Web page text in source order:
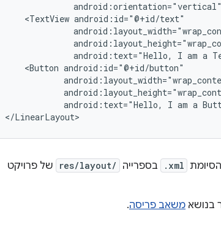
android:orientation="vertical"
<TextView
android:text="Hello,
I am a
<Button
android:text="Hello,
I am a
</LinearLayout>
.xml בספרייה res/layout/
של פרויקט
משאב פריסה.